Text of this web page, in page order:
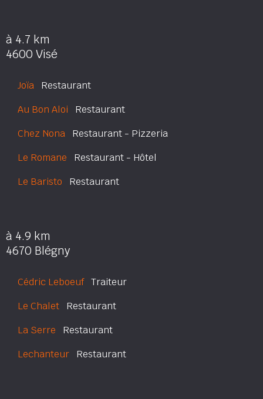
à 4.7 km
4600 Visé
Joïa Restaurant
Au Bon Aloi Restaurant
Chez Nona Restaurant - Pizzeria
Le Romane Restaurant - Hôtel
Le Baristo Restaurant
à 4.9 km
4670 Blégny
Cédric LeboeufTraiteur
Le Chalet Restaurant
La Serre Restaurant
Lechanteur Restaurant